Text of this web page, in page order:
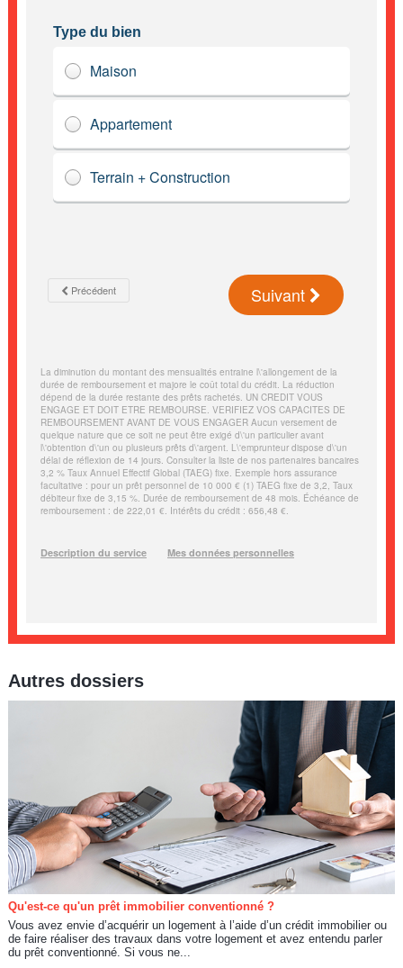
Autres dossiers
Qu'est-ce qu'un prêt immobilier conventionné ?
Vous avez envie d’acquérir un logement à l’aide d’un crédit immobilier ou
de faire réaliser des travaux dans votre logement et avez entendu parler
du prêt conventionné. Si vous ne...